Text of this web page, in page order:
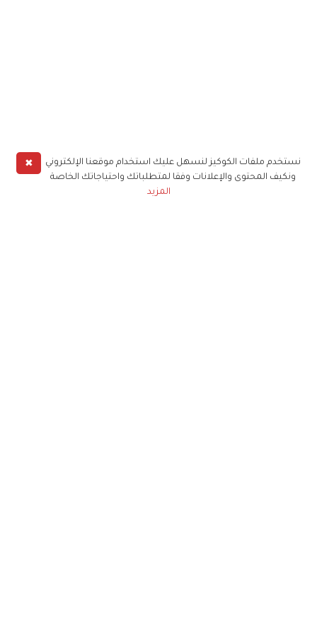
✖
نستخدم ملفات الكوكيز لنسهل عليك استخدام موقعنا الإلكتروني
ونكيف المحتوى والإعلانات وفقا لمتطلباتك واحتياجاتك الخاصة
المزيد